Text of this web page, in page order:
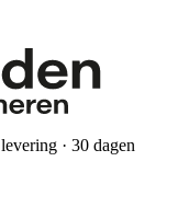
· 30 dagen